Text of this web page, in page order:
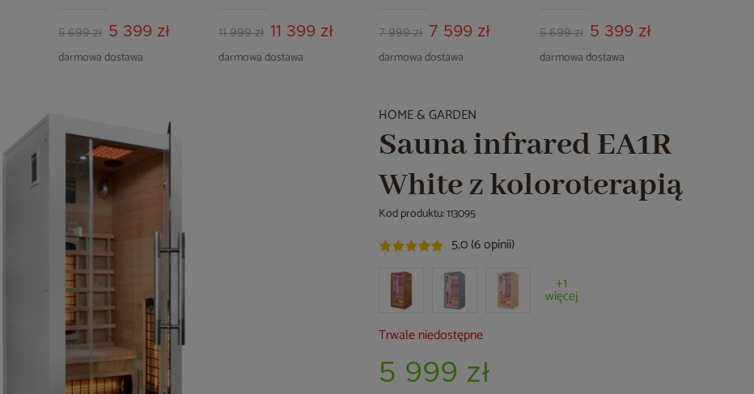
5 699 zł 5 399 zł
darmowa dostawa
11 999 zł 11 399 zł
darmowa dostawa
7 999 zł 7 599 zł
darmowa dostawa
5 699 zł 5 399 zł
darmowa dostawa
HOME & GARDEN
Sauna infrared EA1R
White z koloroterapią
Kod produktu: 113095
5,0 (6 opinii)
+1
więcej
Trwale niedostępne
5 999 zł